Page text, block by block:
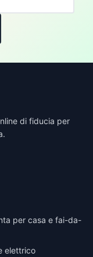
di fiducia per
per casa e fai-da-
elettrico